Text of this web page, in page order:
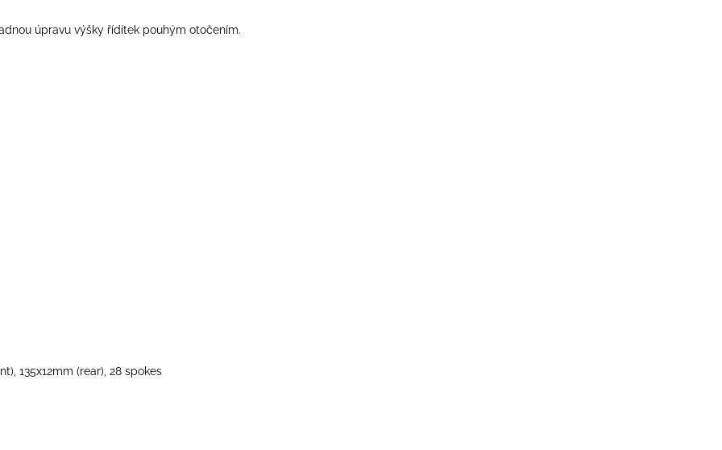
úpravu výšky řídítek pouhým otočením.
135x12mm (rear), 28 spokes